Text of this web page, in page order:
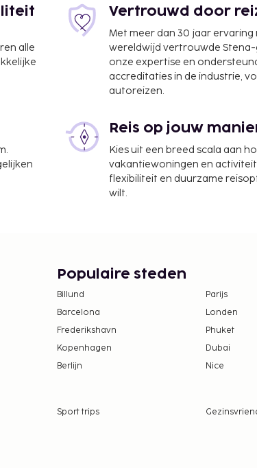
alle
Vertrouwd door
Met meer dan 30 jaar ervaring
wereldwijd vertrouwde
onze expertise en
accreditaties in de industrie,
autoreizen.
Reis op jouw
Kies uit een breed scala aan
vakantiewoningen en
flexibiliteit en duurzame
wilt.
Populaire steden
Billund Parijs
Barcelona
Londen
Frederikshavn
Phuket
Kopenhagen
Dubai
Berlijn
Nice
Sport trips